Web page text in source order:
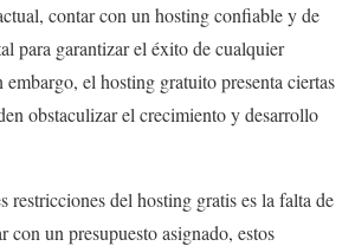
contar con un hosting confiable y de
para garantizar el éxito de cualquier
el hosting gratuito presenta ciertas
obstaculizar el crecimiento y desarrollo
restricciones del hosting gratis es la falta de
con un presupuesto asignado, estos